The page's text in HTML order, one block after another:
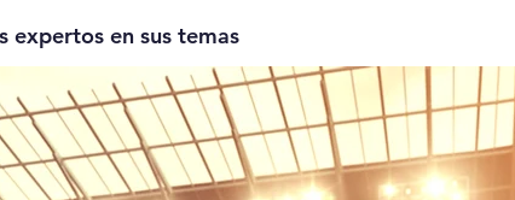
expertos en sus temas